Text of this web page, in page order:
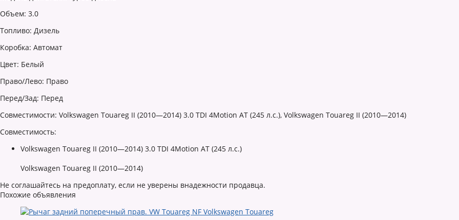
Объем: 3.0
Топливо: Дизель
Коробка: Автомат
Цвет: Белый
Право/Лево: Право
Перед/Зад: Перед
Совместимости: Volkswagen Touareg II (2010—2014) 3.0 TDI 4Motion AT (245 л.с.), Volkswagen Touareg II (2010—2014)
Совместимость:
Volkswagen Touareg II (2010—2014) 3.0 TDI 4Motion AT (245 л.с.)
Volkswagen Touareg II (2010—2014)
Не соглашайтесь на предоплату, если не уверены внадежности продавца.
Похожие объявления